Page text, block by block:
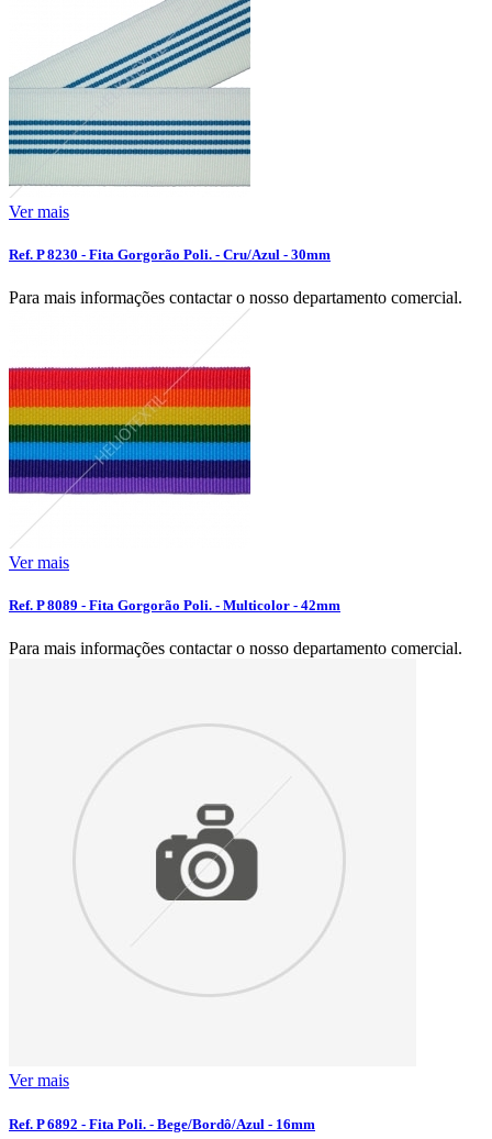
Ver mais
Ref. P 8230 - Fita Gorgorão Poli. - Cru/Azul - 30mm
Para mais informações contactar o nosso departamento comercial.
Ver mais
Ref. P 8089 - Fita Gorgorão Poli. - Multicolor - 42mm
Para mais informações contactar o nosso departamento comercial.
Ver mais
Ref. P 6892 - Fita Poli. - Bege/Bordô/Azul - 16mm